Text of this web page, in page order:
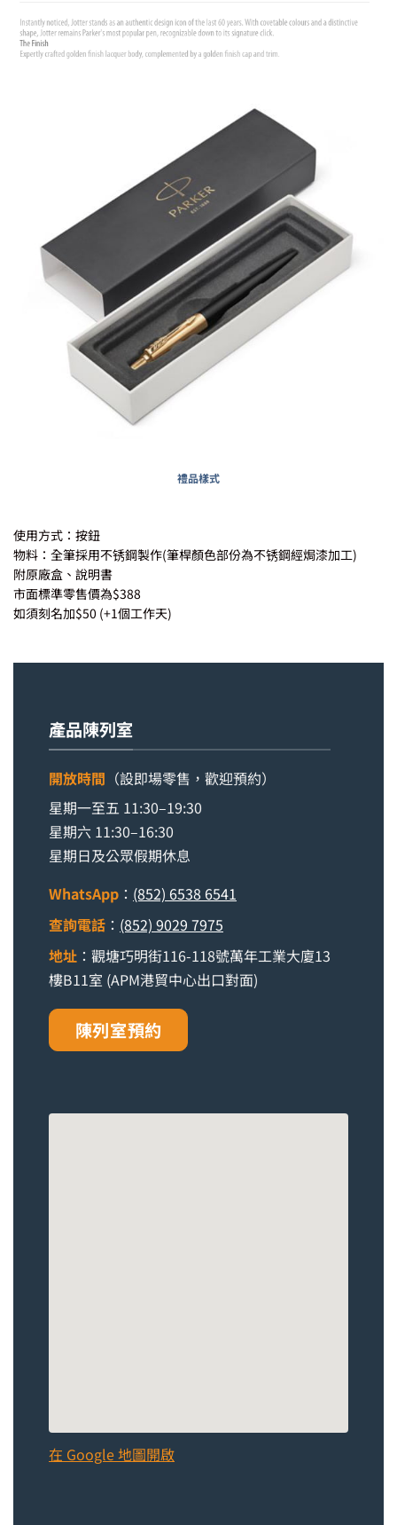
禮品樣式
使用方式：按鈕
物料：全筆採用不锈鋼製作(筆桿顏色部份為不锈鋼經焗漆加工)
附原廠盒、說明書
市面標準零售價為$388
如須刻名加$50 (+1個工作天)
產品陳列室
開放時間 （設即場零售，歡迎預約）
星期一至五 11:30–19:30
星期六 11:30–16:30
星期日及公眾假期休息
WhatsApp ： (852) 6538 6541
查詢電話 ： (852) 9029 7975
地址 ：觀塘巧明街116-118號萬年工業大廈13
樓B11室 (APM港貿中心出口對面)
陳列室預約
在 Google 地圖開啟